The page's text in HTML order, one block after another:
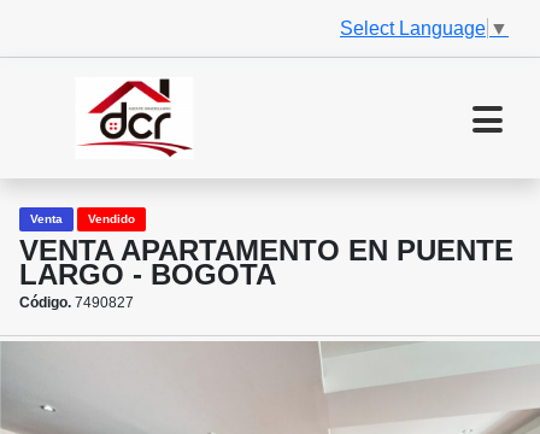
Select Language ▼
Venta Vendido
VENTA APARTAMENTO EN PUENTE
LARGO - BOGOTA
Código. 7490827